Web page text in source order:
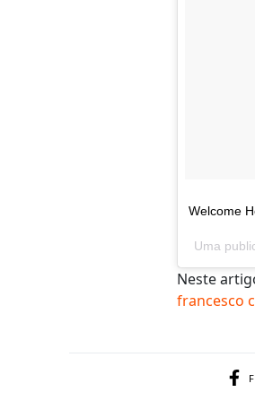
Welcome
Uma
Neste
francesco